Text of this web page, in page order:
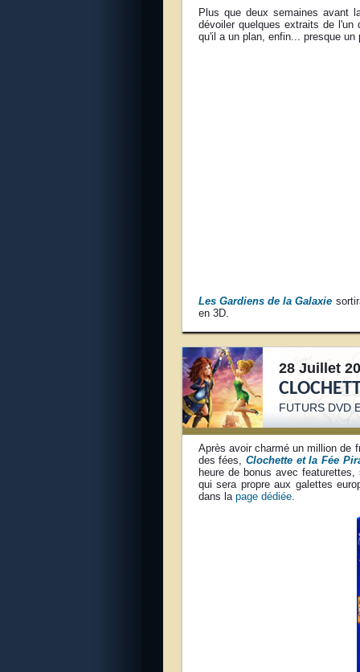
Plus que deux semaines avant
dévoiler quelques extraits de
qu'il a un plan, enfin... presque un
Les Gardiens de la Galaxie
en 3D.
28 Juillet
FUTURS DVD
Après avoir charmé un million de
des fées, Clochette et la Fée
heure de bonus avec
qui sera propre aux galettes
dans la page dédiée.